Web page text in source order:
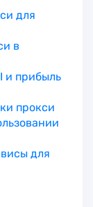
для
в
и прибыль
прокси
для